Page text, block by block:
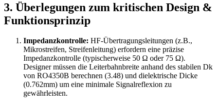
3. Überlegungen zum kritischen Design &
Funktionsprinzip
Impedanzkontrolle: HF-Übertragungsleitungen (z.B.,
Mikrostreifen, Streifenleitung) erfordern eine präzise
Impedanzkontrolle (typischerweise 50 Ω oder 75 Ω).
Designer müssen die Leiterbahnbreite anhand des stabilen Dk
von RO4350B berechnen (3.48) und dielektrische Dicke
(0.762mm) um eine minimale Signalreflexion zu
gewährleisten.